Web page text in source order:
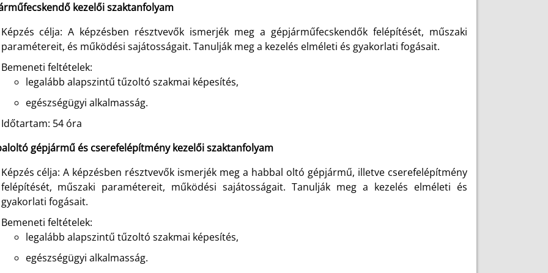
kezelői szaktanfolyam
Képzés célja: A képzésben résztvevők ismerjék meg a gépjárműfecskendők felépítését, műszaki
paramétereit, és működési sajátosságait. Tanulják meg a kezelés elméleti és gyakorlati fogásait.
Bemeneti feltételek:
legalább alapszintű tűzoltó szakmai képesítés,
egészségügyi alkalmasság.
Időtartam: 54 óra
gépjármű és cserefelépítmény kezelői szaktanfolyam
Képzés célja: A képzésben résztvevők ismerjék meg a habbal oltó gépjármű, illetve cserefelépítmény
felépítését, műszaki paramétereit, működési sajátosságait. Tanulják meg a kezelés elméleti és
gyakorlati fogásait.
Bemeneti feltételek:
legalább alapszintű tűzoltó szakmai képesítés,
egészségügyi alkalmasság.